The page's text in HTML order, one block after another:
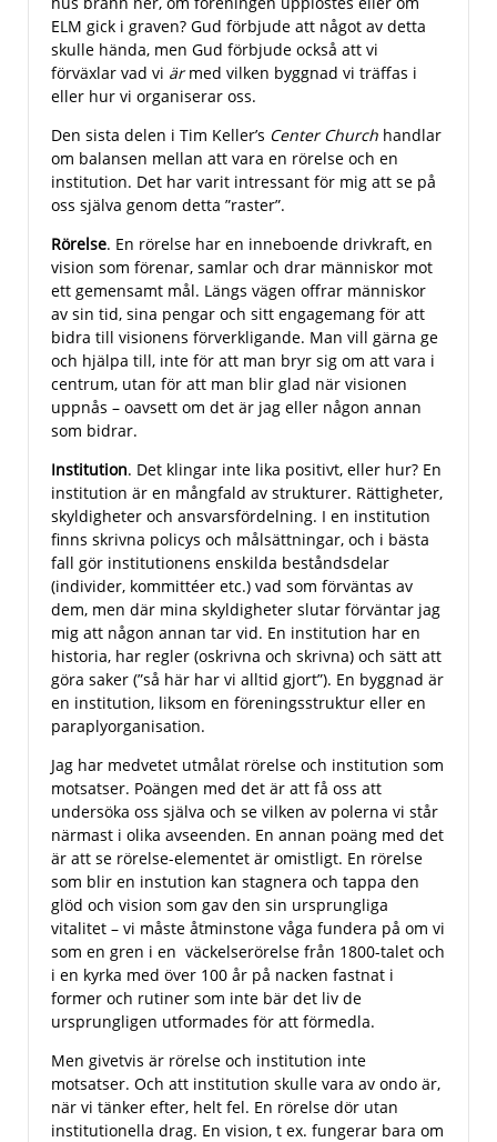
ELM gick i graven? Gud förbjude att något av detta
skulle hända, men Gud förbjude också att vi
förväxlar vad vi ärmed vilken byggnad vi träffas i
eller hur vi organiserar oss.
Den sista delen i Tim Keller’s Center Church handlar
om balansen mellan att vara en rörelse och en
institution. Det har varit intressant för mig att se på
oss själva genom detta ”raster”.
Rörelse. En rörelse har en inneboende drivkraft, en
vision som förenar, samlar och drar människor mot
ett gemensamt mål. Längs vägen offrar människor
av sin tid, sina pengar och sitt engagemang för att
bidra till visionens förverkligande. Man vill gärna ge
och hjälpa till, inte för att man bryr sig om att vara i
centrum, utan för att man blir glad när visionen
uppnås – oavsett om det är jag eller någon annan
som bidrar.
Institution. Det klingar inte lika positivt, eller hur? En
institution är en mångfald av strukturer. Rättigheter,
skyldigheter och ansvarsfördelning. I en institution
finns skrivna policys och målsättningar, och i bästa
fall gör institutionens enskilda beståndsdelar
(individer, kommittéer etc.) vad som förväntas av
dem, men där mina skyldigheter slutar förväntar jag
mig att någon annan tar vid. En institution har en
historia, har regler (oskrivna och skrivna) och sätt att
göra saker (”så här har vi alltid gjort”). En byggnad är
en institution, liksom en föreningsstruktur eller en
paraplyorganisation.
Jag har medvetet utmålat rörelse och institution som
motsatser. Poängen med det är att få oss att
undersöka oss själva och se vilken av polerna vi står
närmast i olika avseenden. En annan poäng med det
är att se rörelse-elementet är omistligt. En rörelse
som blir en instution kan stagnera och tappa den
glöd och vision som gav den sin ursprungliga
vitalitet – vi måste åtminstone våga fundera på om vi
som en gren i en väckelserörelse från 1800-talet och
i en kyrka med över 100 år på nacken fastnat i
former och rutiner som inte bär det liv de
ursprungligen utformades för att förmedla.
Men givetvis är rörelse och institution inte
motsatser. Och att institution skulle vara av ondo är,
när vi tänker efter, helt fel. En rörelse dör utan
institutionella drag. En vision, t ex. fungerar bara om